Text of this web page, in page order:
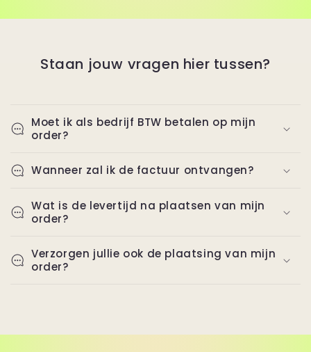
Staan jouw vragen hier tussen?
Moet ik als bedrijf BTW betalen op mijn
order?
Wanneer zal ik de factuur ontvangen?
Wat is de levertijd na plaatsen van mijn
order?
Verzorgen jullie ook de plaatsing van mijn
order?